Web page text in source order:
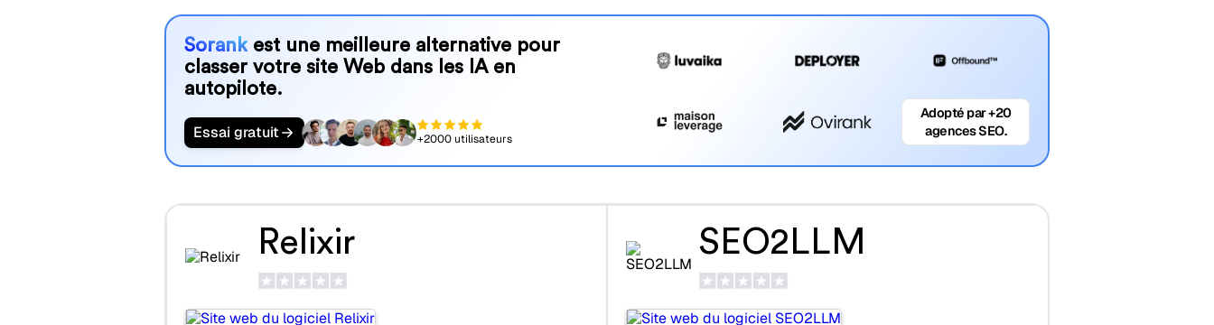
Sorankest une meilleure alternative pour
classer votre site Web dans les IA en
autopilote.
Essai gratuit +2000 utilisateurs
Adopté par +20
agences SEO.
Relixir SEO2LLM